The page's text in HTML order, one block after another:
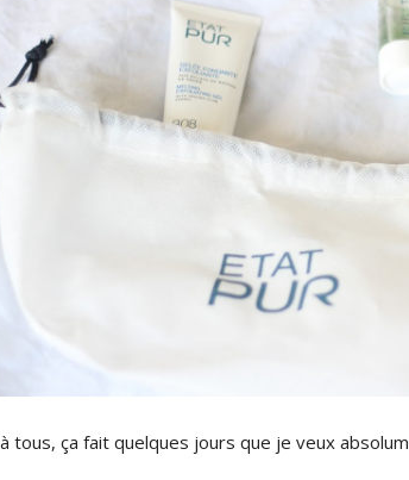
tous, ça fait quelques jours que je veux